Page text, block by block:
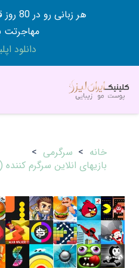
هر
دانلود
خانه > سرگرمی >
بازیهای انلاین سرگرم